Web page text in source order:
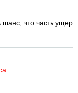
шанс, что часть ущер